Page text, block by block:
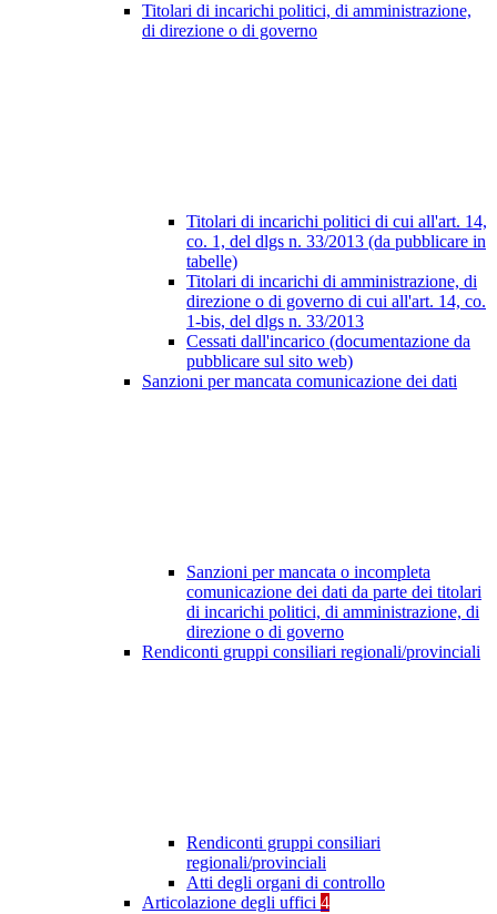
Titolari di incarichi politici, di amministrazione,
di direzione o di governo
Titolari di incarichi politici di cui all'art. 14,
co. 1, del dlgs n. 33/2013 (da pubblicare in
tabelle)
Titolari di incarichi di amministrazione, di
direzione o di governo di cui all'art. 14, co.
1-bis, del dlgs n. 33/2013
Cessati dall'incarico (documentazione da
pubblicare sul sito web)
Sanzioni per mancata comunicazione dei dati
Sanzioni per mancata o incompleta
comunicazione dei dati da parte dei titolari
di incarichi politici, di amministrazione, di
direzione o di governo
Rendiconti gruppi consiliari regionali/provinciali
Rendiconti gruppi consiliari
regionali/provinciali
Atti degli organi di controllo
Articolazione degli uffici 4